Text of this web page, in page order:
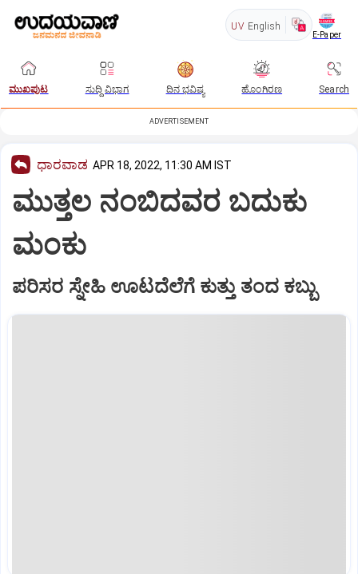
UV English
E-Paper
ಮುಖಪುಟ ಸುದ್ದಿ ವಿಭಾಗ ದಿನ ಭವಿಷ್ಯ ಹೊಂಗಿರಣ Search
ADVERTISEMENT
ಧಾರವಾಡ APR 18, 2022, 11:30 AM IST
ಮುತ್ತಲ ನಂಬಿದವರ ಬದುಕು
ಮಂಕು
ಪರಿಸರ ಸ್ನೇಹಿ ಊಟದೆಲೆಗೆ ಕುತ್ತು ತಂದ ಕಬ್ಬು